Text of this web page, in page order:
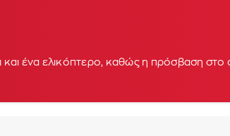
ένα ελικόπτερο, καθώς η πρόσβαση στο